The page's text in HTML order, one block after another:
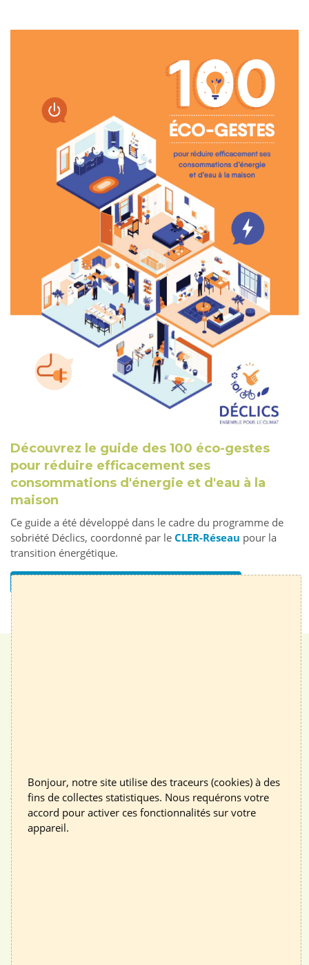
Découvrez le guide des 100 éco-gestes
pour réduire efficacement ses
consommations d'énergie et d'eau à la
maison
Ce guide a été développé dans le cadre du programme de
sobriété Déclics, coordonné par le CLER-Réseau pour la
transition énergétique.
Les outils de l'ALTE 69 pour vous aider à être
plus sobre en énergie
Cette mallette à économies d’énergies vous permet de
mesurer vos consommations d’eau, d’électricité, de
chauffage et la qualité de l’air de votre logement. Elle
contient un amphiro, un wattmètre et un capteur de
température et de C02. Elle sera disponible à l'emprunt dans
le courant du mois de février. Toutes les informations à ce
sujet seront indiquées sur le site de l'ALTE 69.
Cet outil ludique en ligne composé d’une cinquantaine de
conseils concrets pour faire la chasse aux habitudes
énergivores dans les différents espaces de votre logement.
Rendez-vous sur le site du Wattomètre
ligne.
Bonjour, notre site utilise des traceurs (cookies) à des
fins de collectes statistiques. Nous requérons votre
accord pour activer ces fonctionnalités sur votre
appareil.